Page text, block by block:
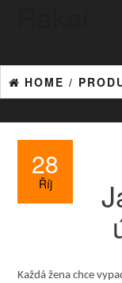
HOME /
28
Říj
Každá žena chce